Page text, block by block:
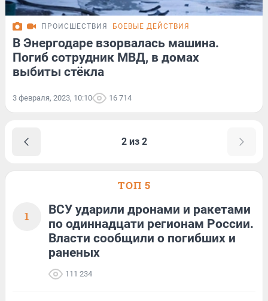
ПРОИСШЕСТВИЯ БОЕВЫЕ ДЕЙСТВИЯ
В Энергодаре взорвалась машина.
Погиб сотрудник МВД, в домах
выбиты стёкла
3 февраля, 2023, 10:10 16 714
2 из 2
ТОП 5
1
ВСУ ударили дронами и ракетами
по одиннадцати регионам России.
Власти сообщили о погибших и
раненых
111 234